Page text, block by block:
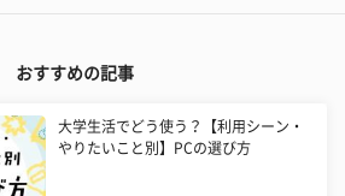
おすすめの記事
大学生活でどう使う？【利用シーン・
やりたいこと別】PCの選び方